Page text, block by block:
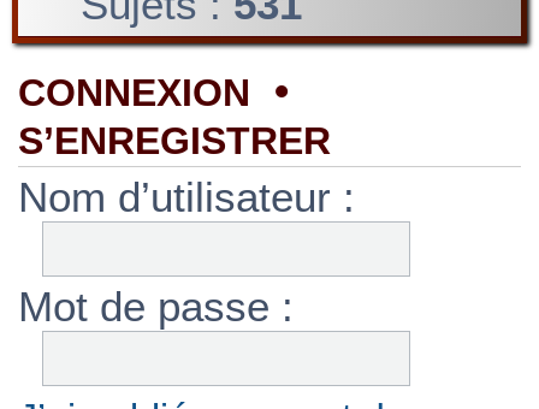
CONNEXION •
S’ENREGISTRER
Nom d’utilisateur :
Mot de passe :